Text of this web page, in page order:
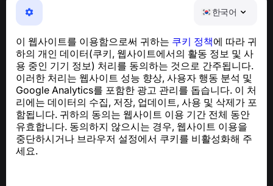
한국어
이 웹사이트를 이용함으로써 귀하는 쿠키 정책에 따라 귀
하의 개인 데이터(쿠키, 웹사이트에서의 활동 정보 및 사
용 중인 기기 정보) 처리를 동의하는 것으로 간주됩니다.
이러한 처리는 웹사이트 성능 향상, 사용자 행동 분석 및
Google Analytics를 포함한 광고 관리를 돕습니다. 이 처
리에는 데이터의 수집, 저장, 업데이트, 사용 및 삭제가 포
함됩니다. 귀하의 동의는 웹사이트 이용 기간 전체 동안
유효합니다. 동의하지 않으시는 경우, 웹사이트 이용을
중단하시거나 브라우저 설정에서 쿠키를 비활성화해 주
세요.
NumBuster © 2013—2026 ·
support@numbuster.com
하는 간편한 앱
GDPR 준수 관련 문의:support@numbuster.com
도움말 센터
뉴스 및 기사
프로젝트 소개
연락처